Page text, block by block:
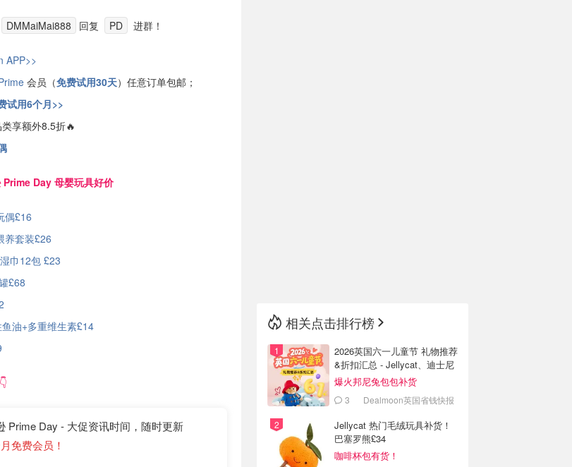
DMMaiMai888 回复 PD 进群！
APP>>
会员（免费试用30天）任意订单包邮；
试用6个月>>
享额外8.5折🔥
Prime Day 母婴玩具好价
偶£16
养套装£26
巾12包 £23
£68
油+多重维生素£14
Prime Day - 大促资讯时间，随时更新
免费会员！
相关点击排行榜
2026英国六一儿童节 礼物推荐
&折扣汇总 - Jellycat、迪士尼
周边
爆火邦尼兔包包补货
3 Dealmoon英国省钱快报
Jellycat 热门毛绒玩具补货！
巴塞罗熊£34
咖啡杯包有货！